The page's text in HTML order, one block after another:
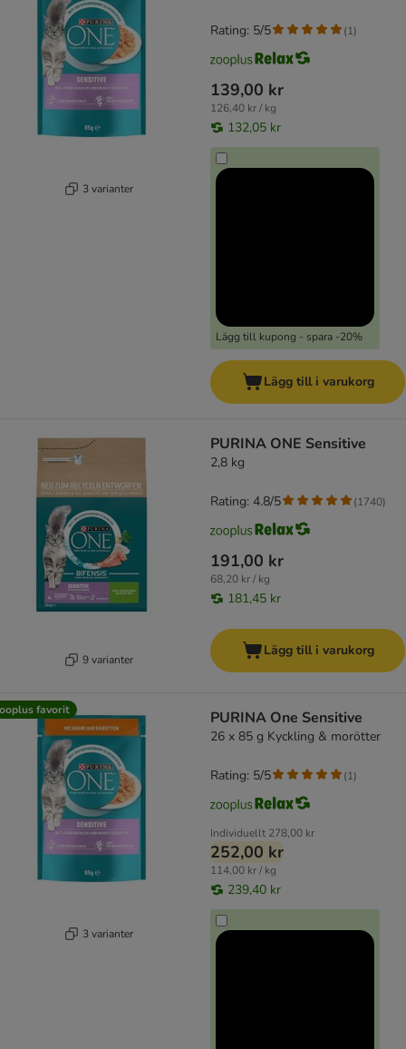
3 varianter
139,00 kr
126,40 kr / kg
132,05 kr
Lägg till kupong - spara -20%
Rating: 5/5 (1)
Lägg till i varukorg
9 varianter
PURINA ONE Sensitive
2,8 kg
191,00 kr
68,20 kr / kg
181,45 kr
Rating: 4.8/5 (1740)
Lägg till i varukorg
favorit
3 varianter
PURINA One Sensitive
26 x 85 g Kyckling & morötter
Individuellt 278,00 kr
252,00 kr
114,00 kr / kg
239,40 kr
Rating: 5/5 (1)